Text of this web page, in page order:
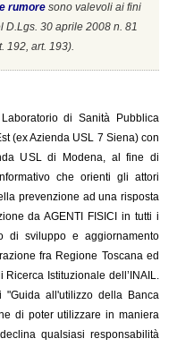
rumore sono valevoli ai fini
D.Lgs. 30 aprile 2008 n. 81
192, art. 193).
di Sanità Pubblica
(ex Azienda USL 7 Siena) con
USL di Modena, al fine di
che orienti gli attori
prevenzione ad una risposta
da AGENTI FISICI in tutti i
di sviluppo e aggiornamento
fra Regione Toscana ed
Istituzionale dell’INAIL.
"Guida all'utilizzo della Banca
di poter utilizzare in maniera
qualsiasi responsabilità